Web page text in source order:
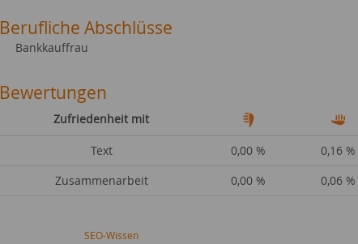
Berufliche Abschlüsse
Bankkauffrau
Bewertungen
Zufriedenheit mit
Text 0,00 % 0,16 %
Zusammenarbeit
0,00 % 0,06 %
SEO-Wissen